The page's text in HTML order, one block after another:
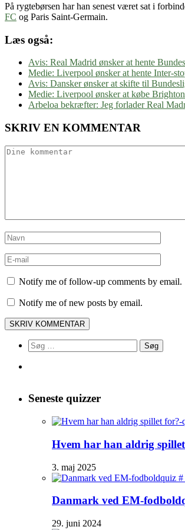
På rygtebørsen har han senest været sat i
FC og Paris Saint-Germain.
Læs også:
Avis: Real Madrid ønsker at hente
Medie: Liverpool ønsker at hente Inter-
Avis: Dansker ønsker at skifte til
Medie: Liverpool ønsker at købe
Arbeloa bekræfter: Jeg forlader Real
SKRIV EN KOMMENTAR
Notify me of follow-up comments by email.
Notify me of new posts by email.
Søg
efter:
Seneste quizzer
Hvem har han aldrig
3. maj 2025
Danmark ved EM-
29. juni 2024